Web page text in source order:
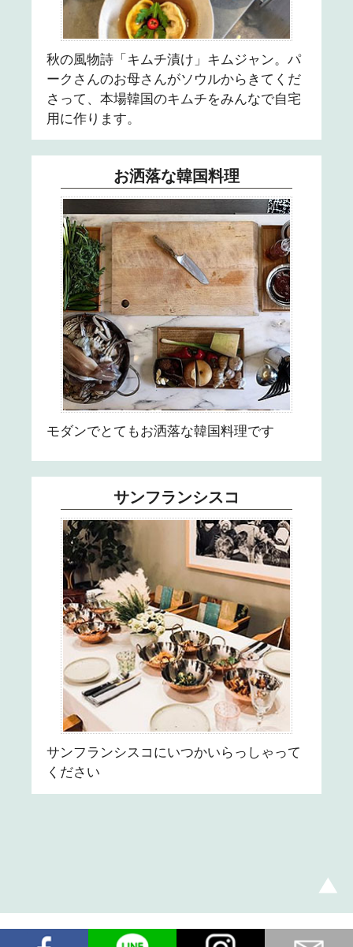
秋の風物詩「キムチ漬け」キムジャン。パ
ークさんのお母さんがソウルからきてくだ
さって、本場韓国のキムチをみんなで自宅
用に作ります。
お洒落な韓国料理
モダンでとてもお洒落な韓国料理です
サンフランシスコ
サンフランシスコにいつかいらっしゃって
ください